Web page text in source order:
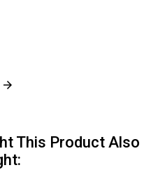

This Product Also